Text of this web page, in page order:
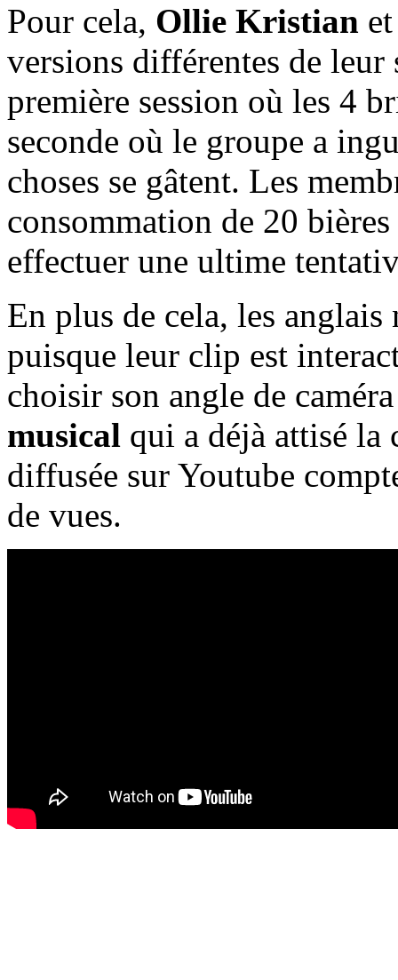
Pour cela, Ollie Kristian
versions différentes de
première session où les 4
seconde où le groupe a
choses se gâtent. Les
consommation de 20
effectuer une ultime
En plus de cela, les anglais
puisque leur clip est
choisir son angle de
musical qui a déjà attisé
diffusée sur Youtube
de vues.